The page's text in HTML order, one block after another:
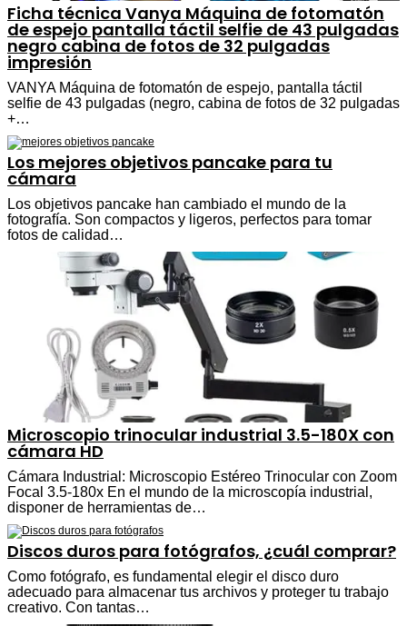
Ficha técnica Vanya Máquina de fotomatón
de espejo pantalla táctil selfie de 43 pulgadas
negro cabina de fotos de 32 pulgadas
impresión
VANYA Máquina de fotomatón de espejo, pantalla táctil
selfie de 43 pulgadas (negro, cabina de fotos de 32 pulgadas
+…
Los mejores objetivos pancake para tu
cámara
Los objetivos pancake han cambiado el mundo de la
fotografía. Son compactos y ligeros, perfectos para tomar
fotos de calidad…
Microscopio trinocular industrial 3.5-180X con
cámara HD
Cámara Industrial: Microscopio Estéreo Trinocular con Zoom
Focal 3.5-180x En el mundo de la microscopía industrial,
disponer de herramientas de…
Discos duros para fotógrafos, ¿cuál comprar?
Como fotógrafo, es fundamental elegir el disco duro
adecuado para almacenar tus archivos y proteger tu trabajo
creativo. Con tantas…